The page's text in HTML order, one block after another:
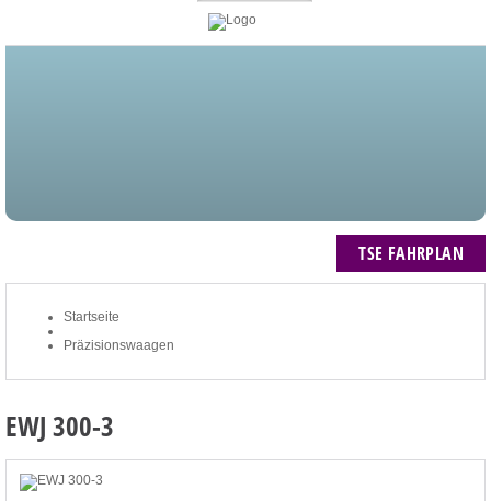
TSE FAHRPLAN
Startseite
Präzisionswaagen
EWJ 300-3